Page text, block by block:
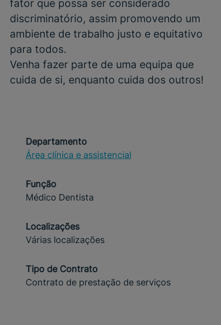
fator que possa ser considerado
discriminatório, assim promovendo um
ambiente de trabalho justo e equitativo
para todos.
Venha fazer parte de uma equipa que
cuida de si, enquanto cuida dos outros!
Departamento
Área clínica e assistencial
Função
Médico Dentista
Localizações
Várias localizações
Tipo de Contrato
Contrato de prestação de serviços